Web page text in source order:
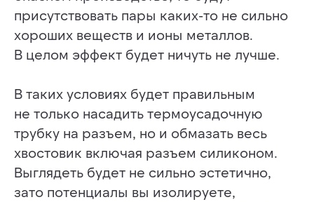
присутствовать пары каких-то не сильно
хороших веществ и ионы металлов.
В целом эффект будет ничуть не лучше.
В таких условиях будет правильным
не только насадить термоусадочную
трубку на разъем, но и обмазать весь
хвостовик включая разъем силиконом.
Выглядеть будет не сильно эстетично,
зато потенциалы вы изолируете,